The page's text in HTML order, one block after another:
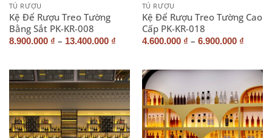
TỦ RƯỢU
Kệ Để Rượu Treo Tường
Bằng Sắt PK-KR-008
8.900.000 ₫ – 13.400.000 ₫
TỦ RƯỢU
Kệ Để Rượu Treo Tường Cao
Cấp PK-KR-018
4.600.000 ₫ – 6.900.000 ₫